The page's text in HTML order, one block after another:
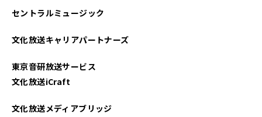
セントラルミュージック
文化放送キャリアパートナーズ
東京音研放送サービス
文化放送iCraft
文化放送メディアブリッジ